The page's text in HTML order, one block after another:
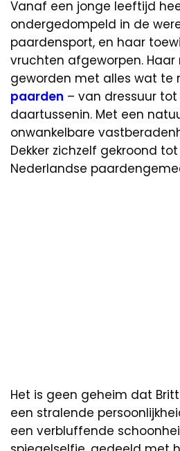
Vanaf een jonge leeftijd
ondergedompeld in de
paardensport, en haar
vruchten afgeworpen.
geworden met alles wat te
paarden – van dressuur
daartussenin. Met een
onwankelbare
Dekker zichzelf gekroond
Nederlandse
Het is geen geheim dat
een stralende
een verbluffende